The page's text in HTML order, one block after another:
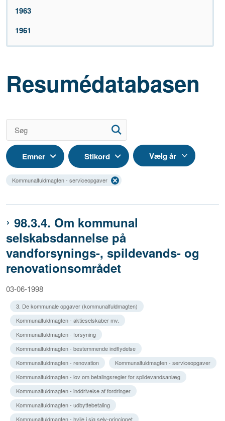
1963
1961
Resumédatabasen
Emner Stikord
Kommunalfuldmagten - serviceopgaver
98.3.4. Om kommunal
selskabsdannelse på
vandforsynings-, spildevands- og
renovationsområdet
03-06-1998
3. De kommunale opgaver (kommunalfuldmagten)
Kommunalfuldmagten - aktieselskaber mv.
Kommunalfuldmagten - forsyning
Kommunalfuldmagten - bestemmende indflydelse
Kommunalfuldmagten - renovation
Kommunalfuldmagten - serviceopgaver
Kommunalfuldmagten - lov om betalingsregler for spildevandsanlæg
Kommunalfuldmagten - inddrivelse af fordringer
Kommunalfuldmagten - udbyttebetaling
Kommunalfuldmagten - hvile i sig selv-princippet